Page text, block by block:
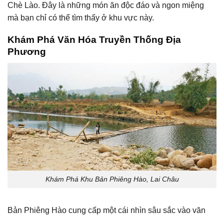
Chè Lào. Đây là những món ăn độc đáo và ngon miệng
mà bạn chỉ có thể tìm thấy ở khu vực này.
Khám Phá Văn Hóa Truyền Thống Địa
Phương
Khám Phá Khu Bản Phiêng Hào, Lai Châu
Bản Phiêng Hào cung cấp một cái nhìn sâu sắc vào văn